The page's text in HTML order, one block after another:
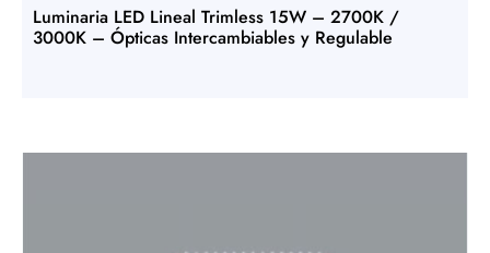
Luminaria LED Lineal Trimless 15W – 2700K /
3000K – Ópticas Intercambiables y Regulable